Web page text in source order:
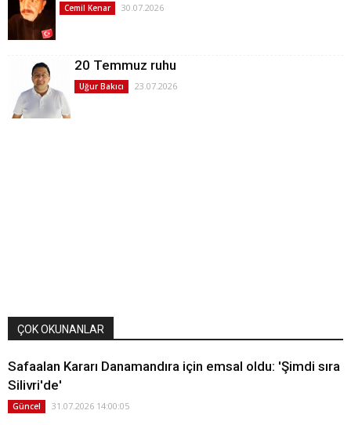
Cemil Kenar 30.07.2026
20 Temmuz ruhu
Uğur Bakıcı 23.07.2026
ÇOK OKUNANLAR
Safaalan Kararı Danamandıra için emsal oldu: 'Şimdi sıra
Silivri'de'
Güncel 31.07.2026 14:00:05